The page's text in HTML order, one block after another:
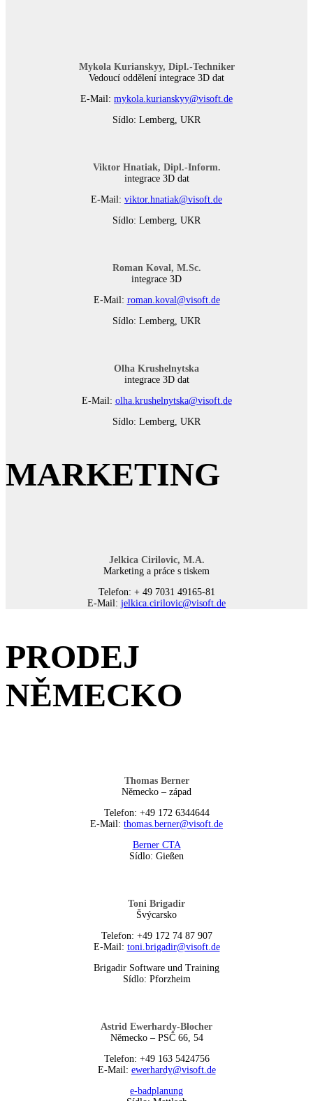
Mykola Kurianskyy, Dipl.-Techniker
Vedoucí oddělení integrace 3D dat
E-Mail: mykola.kurianskyy@visoft.de
Sídlo: Lemberg, UKR
Viktor Hnatiak, Dipl.-Inform.
integrace 3D dat
E-Mail: viktor.hnatiak@visoft.de
Sídlo: Lemberg, UKR
Roman Koval, M.Sc.
integrace 3D
E-Mail: roman.koval@visoft.de
Sídlo: Lemberg, UKR
Olha Krushelnytska
integrace 3D dat
E-Mail: olha.krushelnytska@visoft.de
Sídlo: Lemberg, UKR
MARKETING
Jelkica Cirilovic, M.A.
Marketing a práce s tiskem
Telefon: + 49 7031 49165-81
E-Mail: jelkica.cirilovic@visoft.de
PRODEJ
NĚMECKO
Thomas Berner
Německo – západ
Telefon: +49 172 6344644
E-Mail: thomas.berner@visoft.de
Berner CTA
Sídlo: Gießen
Toni Brigadir
Švýcarsko
Telefon: +49 172 74 87 907
E-Mail: toni.brigadir@visoft.de
Brigadir Software und Training
Sídlo: Pforzheim
Astrid Ewerhardy-Blocher
Německo – PSČ 66, 54
Telefon: +49 163 5424756
E-Mail: ewerhardy@visoft.de
e-badplanung